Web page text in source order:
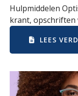
Hulpmiddelen
krant, opschriften
LEES